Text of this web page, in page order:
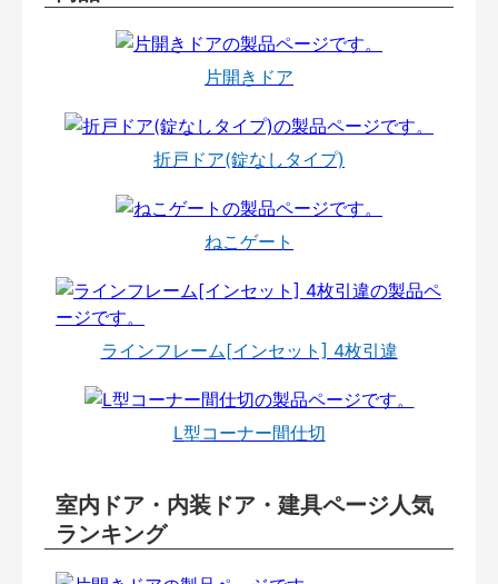
片開きドア
折戸ドア(錠なしタイプ)
ねこゲート
ラインフレーム[インセット] 4枚引違
L型コーナー間仕切
室内ドア・内装ドア・建具ページ人気
ランキング